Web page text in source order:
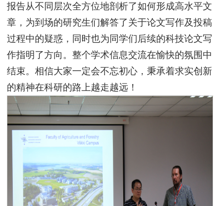
报告从不同层次全方位地剖析了如何形成高水平文
章，为到场的研究生们解答了关于论文写作及投稿
过程中的疑惑，同时也为同学们后续的科技论文写
作指明了方向。整个学术信息交流在愉快的氛围中
结束。相信大家一定会不忘初心，秉承着求实创新
的精神在科研的路上越走越远！